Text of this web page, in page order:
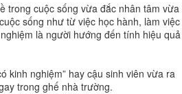
trong cuộc sống vừa đắc nhân tâm vừa
sống như từ việc học hành, làm việc
là người hướng đến tính hiệu quả
kinh nghiệm” hay cậu sinh viên vừa ra
trong ghế nhà trường.